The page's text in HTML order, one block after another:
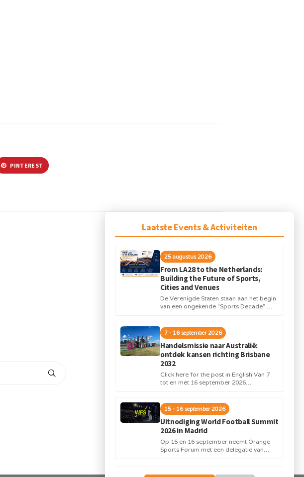
Laatste Events & Activiteiten
25 augustus 2026
From LA28 to the Netherlands:
Building the Future of Sports,
Cities and Venues
De Verenigde Staten staan aan het begin
van een ongekende “Sports Decade”.
infrastructuur...
7 - 16 september 2026
Handelsmissie naar Australië:
ontdek kansen richting Brisbane
2032
Click here for the post in English Van 7
tot en met 16 september 2026
15 - 16 september 2026
Uitnodiging World Football Summit
2026 in Madrid
Op 15 en 16 september neemt Orange
Sports Forum met een delegatie van
PINTEREST